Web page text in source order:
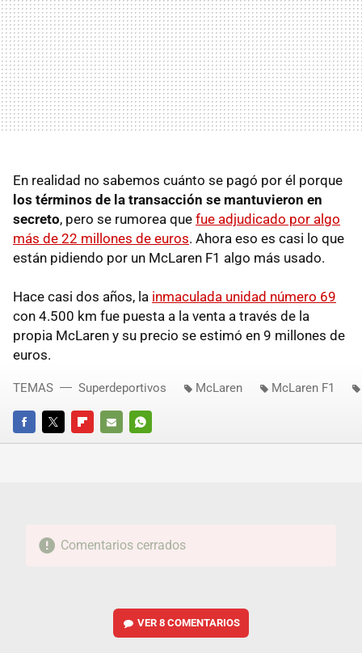
En realidad no sabemos cuánto se pagó por él porque
los términos de la transacción se mantuvieron en
secreto, pero se rumorea que fue adjudicado por algo
más de 22 millones de euros. Ahora eso es casi lo que
están pidiendo por un McLaren F1 algo más usado.
Hace casi dos años, la inmaculada unidad número 69
con 4.500 km fue puesta a la venta a través de la
propia McLaren y su precio se estimó en 9 millones de
euros.
FACEBOOKTWITTERFLIPBOARD
E-
WHATSAPP
TEMAS Superdeportivos McLaren McLaren F1
Comentarios cerrados
VER8 COMENTARIOS